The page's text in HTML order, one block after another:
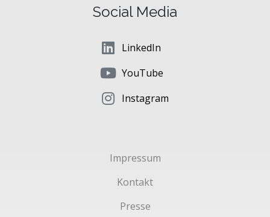
Social Media
LinkedIn
YouTube
Instagram
Impressum
Kontakt
Presse